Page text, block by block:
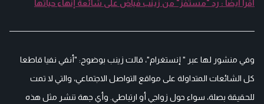
اقرأ أيضا : رد "مستفز" من زينب فياض على شائعة إنهاء حياتها
وفي منشور لها عبر " إنستغرام"، قالت زينب بوضوح: "أنفي نفيا قاطعا
كل الشائعات المتداولة على مواقع التواصل الاجتماعي، والتي لا تمت
للحقيقة بصلة، سواء حول زواجي أو ارتباطي. وأي جهة تنشر مثل هذه